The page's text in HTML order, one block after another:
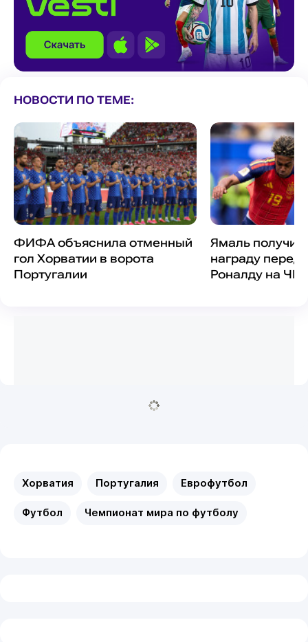
НОВОСТИ ПО ТЕМЕ:
ФИФА объяснила отменный
гол Хорватии в ворота
Португалии
Ямаль
награду перед
Роналду на
Хорватия Португалия Еврофутбол
Футбол Чемпионат мира по футболу